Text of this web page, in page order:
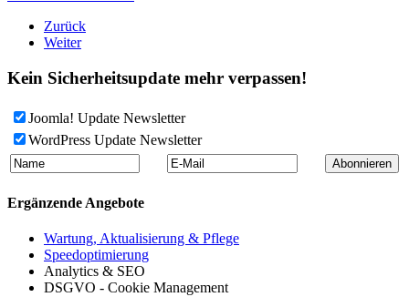
Zurück
Weiter
Kein Sicherheitsupdate mehr verpassen!
Joomla! Update Newsletter
WordPress Update Newsletter
Ergänzende Angebote
Wartung, Aktualisierung & Pflege
Speedoptimierung
Analytics & SEO
DSGVO - Cookie Management